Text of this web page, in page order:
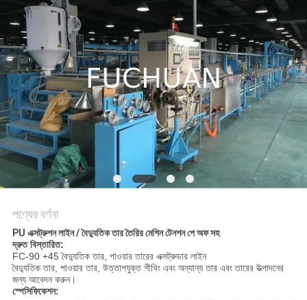
মামলা
সাইট
ম্যাপ
PRIVACY
POLICY
পণ্যের বর্ণনা
PU এক্সট্রুশন লাইন / বৈদ্যুতিক তার তৈরির মেশিন টেনশন পে অফ সহ
দ্রুত বিস্তারিত:
FC-90 +45 বৈদ্যুতিক তার, পাওয়ার তারের এক্সট্রুডার লাইন
বৈদ্যুতিক তার, পাওয়ার তার, উত্তাপযুক্ত শীথিং এবং অন্যান্য তার এবং তারের উত্পাদনের
জন্য আবেদন করুন।
স্পেসিফিকেশন: